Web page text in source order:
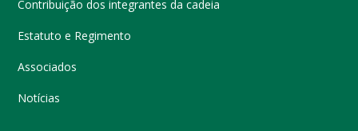
Contribuição dos integrantes da cadeia
Estatuto e Regimento
Associados
Notícias